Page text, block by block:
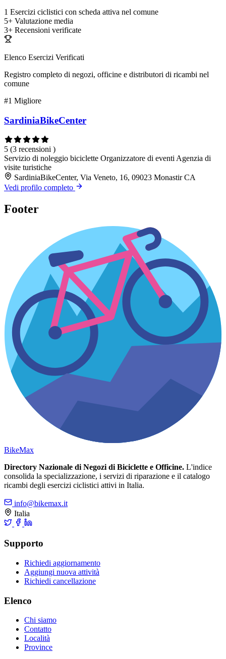
1 Esercizi ciclistici con scheda attiva nel comune
5+ Valutazione media
3+ Recensioni verificate
Elenco Esercizi Verificati
Registro completo di negozi, officine e distributori di ricambi nel
comune
#1 Migliore
SardiniaBikeCenter
5 (3 recensioni )
Servizio di noleggio biciclette Organizzatore di eventi Agenzia di
visite turistiche
SardiniaBikeCenter, Via Veneto, 16, 09023 Monastir CA
Vedi profilo completo
Footer
BikeMax
Directory Nazionale di Negozi di Biciclette e Officine. L'indice
consolida la specializzazione, i servizi di riparazione e il catalogo
ricambi degli esercizi ciclistici attivi in Italia.
info@bikemax.it
Italia
Supporto
Richiedi aggiornamento
Aggiungi nuova attività
Richiedi cancellazione
Elenco
Chi siamo
Contatto
Località
Province